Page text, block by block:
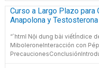
Curso a Largo Plazo para
Anapolona y Testosterona
“`html Nội dung bài viếtÍndice
MiboleroneInteracción con